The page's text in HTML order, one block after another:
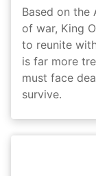
Based on the
of war, King
to reunite
is far more
must face
survive.